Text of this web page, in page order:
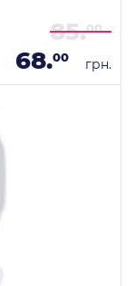
85.00
68.00 грн.